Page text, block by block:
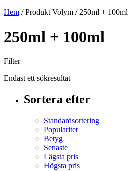
Hem / Produkt Volym / 250ml + 100ml
250ml + 100ml
Filter
Endast ett sökresultat
Sortera efter
Standardsortering
Popularitet
Betyg
Senaste
Lägsta pris
Högsta pris